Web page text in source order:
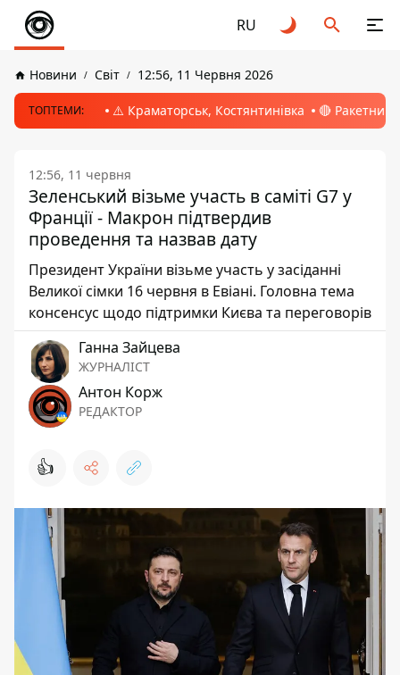
RU
Новини Світ 12:56, 11 Червня 2026
ТОПТЕМИ: ⚠️ Краматорськ, Костянтинівка 🔴 Ракетний
12:56, 11 червня
Зеленський візьме участь в саміті G7 у
Франції - Макрон підтвердив
проведення та назвав дату
Президент України візьме участь у засіданні
Великої сімки 16 червня в Евіані. Головна тема
консенсус щодо підтримки Києва та переговорів
Ганна Зайцева
ЖУРНАЛІСТ
Антон Корж
РЕДАКТОР
👍